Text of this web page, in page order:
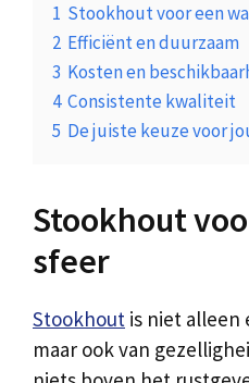
1 Stookhout voor een
2 Efficiënt en duurzaam
3 Kosten en
4 Consistente kwaliteit
5 De juiste keuze voor
Stookhout
sfeer
Stookhout is niet alleen
maar ook van